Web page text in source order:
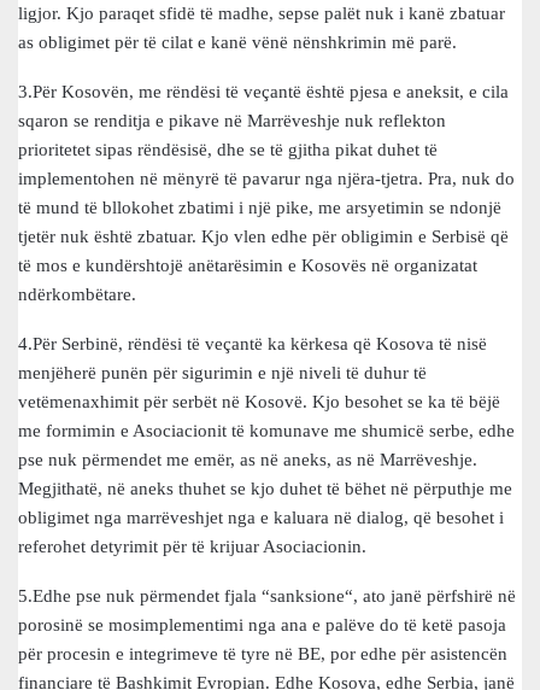
ligjor. Kjo paraqet sfidë të madhe, sepse palët nuk i kanë zbatuar
as obligimet për të cilat e kanë vënë nënshkrimin më parë.
3.Për Kosovën, me rëndësi të veçantë është pjesa e aneksit, e cila
sqaron se renditja e pikave në Marrëveshje nuk reflekton
prioritetet sipas rëndësisë, dhe se të gjitha pikat duhet të
implementohen në mënyrë të pavarur nga njëra-tjetra. Pra, nuk do
të mund të bllokohet zbatimi i një pike, me arsyetimin se ndonjë
tjetër nuk është zbatuar. Kjo vlen edhe për obligimin e Serbisë që
të mos e kundërshtojë anëtarësimin e Kosovës në organizatat
ndërkombëtare.
4.Për Serbinë, rëndësi të veçantë ka kërkesa që Kosova të nisë
menjëherë punën për sigurimin e një niveli të duhur të
vetëmenaxhimit për serbët në Kosovë. Kjo besohet se ka të bëjë
me formimin e Asociacionit të komunave me shumicë serbe, edhe
pse nuk përmendet me emër, as në aneks, as në Marrëveshje.
Megjithatë, në aneks thuhet se kjo duhet të bëhet në përputhje me
obligimet nga marrëveshjet nga e kaluara në dialog, që besohet i
referohet detyrimit për të krijuar Asociacionin.
5.Edhe pse nuk përmendet fjala “sanksione“, ato janë përfshirë në
porosinë se mosimplementimi nga ana e palëve do të ketë pasoja
për procesin e integrimeve të tyre në BE, por edhe për asistencën
financiare të Bashkimit Evropian. Edhe Kosova, edhe Serbia, janë